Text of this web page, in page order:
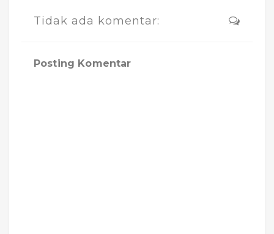
Tidak ada komentar:
Posting Komentar